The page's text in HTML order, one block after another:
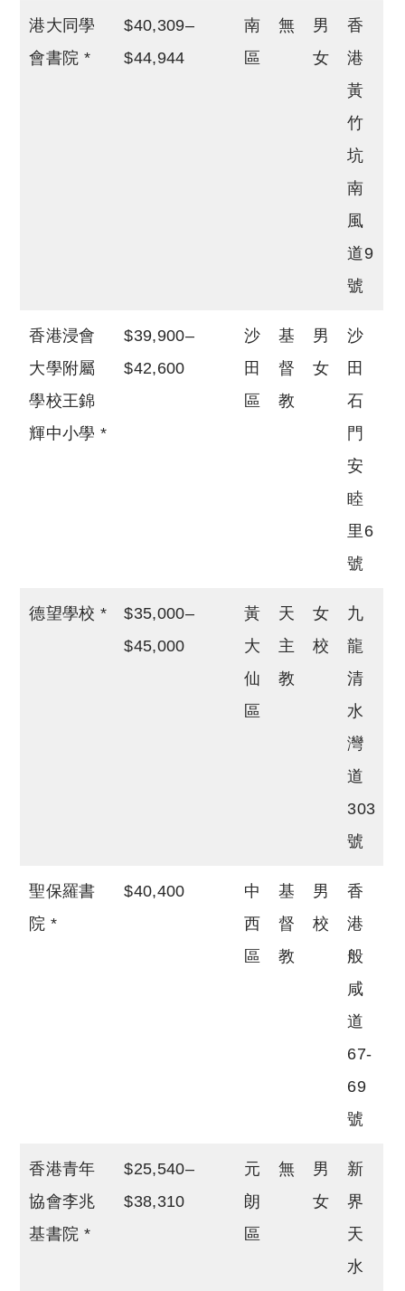
港大同學
會書院 *
$40,309–
$44,944
南
區
無
男
女
香
港
黃
竹
坑
南
風
道9
號
香港浸會
大學附屬
學校王錦
輝中小學 *
$39,900–
$42,600
沙
田
區
基
督
教
男
女
沙
田
石
門
安
睦
里6
號
德望學校 *
$35,000–
$45,000
黃
大
仙
區
天
主
教
女
校
九
龍
清
水
灣
道
303
號
聖保羅書
院 *
$40,400
中
西
區
基
督
教
男
校
香
港
般
咸
道
67-
69
號
香港青年
協會李兆
基書院 *
$25,540–
$38,310
元
朗
區
無
男
女
新
界
天
水